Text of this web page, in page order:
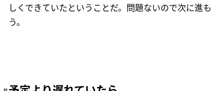
しくできていたということだ。問題ないので次に進も
う。